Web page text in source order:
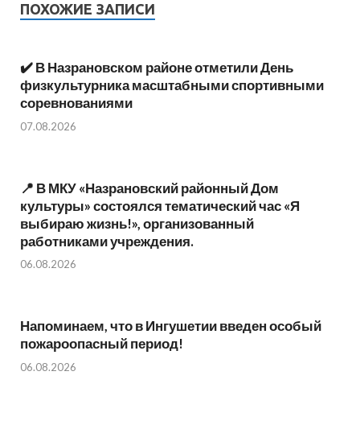
ПОХОЖИЕ ЗАПИСИ
✔️ В Назрановском районе отметили День
физкультурника масштабными спортивными
соревнованиями
07.08.2026
📍 В МКУ «Назрановский районный Дом
культуры» состоялся тематический час «Я
выбираю жизнь!», организованный
работниками учреждения.
06.08.2026
Напоминаем, что в Ингушетии введен особый
пожароопасный период!⁣⁣⠀
06.08.2026